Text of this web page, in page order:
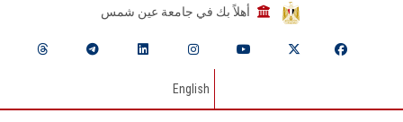
أهلاً بك في جامعة عين شمس
English